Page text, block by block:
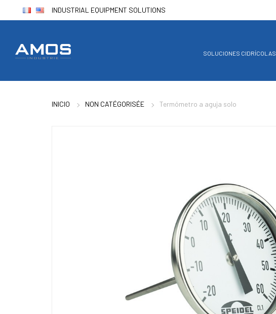
INDUSTRIAL EQUIPMENT SOLUTIONS
SOLUCIONES CIDRÍCOLAS
INICIO NON CATÉGORISÉE Termómetro a aguja solo